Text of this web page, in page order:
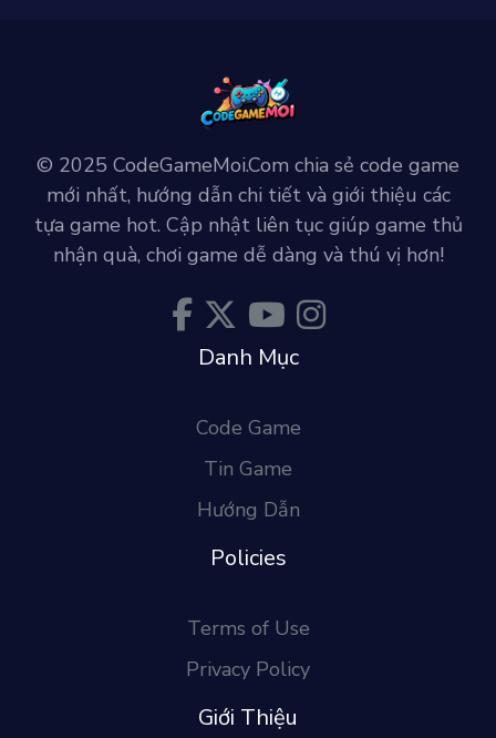
© 2025 CodeGameMoi.Com chia sẻ code game
mới nhất, hướng dẫn chi tiết và giới thiệu các
tựa game hot. Cập nhật liên tục giúp game thủ
nhận quà, chơi game dễ dàng và thú vị hơn!
Danh Mục
Code Game
Tin Game
Hướng Dẫn
Policies
Terms of Use
Privacy Policy
Giới Thiệu